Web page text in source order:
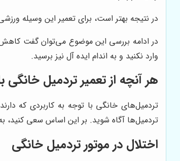
در نتیجه بهتر است، برای تعمیر این وسیله
در ادامه بررسی این موضوع می‌توان گفت کاهش وزن و لاغری
وارد نکنید و به اندام ایده آل نیز برسید.
هر آنچه از تعمیر تردمیل خانگی
تردمیل‌های خانگی با توجه به کاربردی که
تردمیل‌ها آگاه شوید. بر این اساس سعی کنید،
اختلال در موتور تردمیل خانگی